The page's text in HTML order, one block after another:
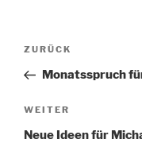
Vorheriger
Beitrag
ZURÜCK
Monatsspruch
Nächster
Beitrag
WEITER
Neue Ideen für